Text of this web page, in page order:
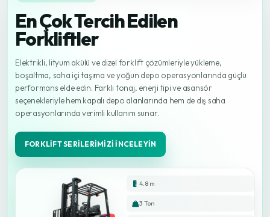
En Çok Tercih Edilen
Forkliftler
Elektrikli, lityum akülü ve dizel forklift çözümleriyle yükleme,
boşaltma, saha içi taşıma ve yoğun depo operasyonlarında güçlü
performans elde edin. Farklı tonaj, enerji tipi ve asansör
seçenekleriyle hem kapalı depo alanlarında hem de dış saha
operasyonlarında verimli kullanım sunar.
FORKLIFT SERILERIMIZI İNCELEYIN
4.8 m
3 Ton